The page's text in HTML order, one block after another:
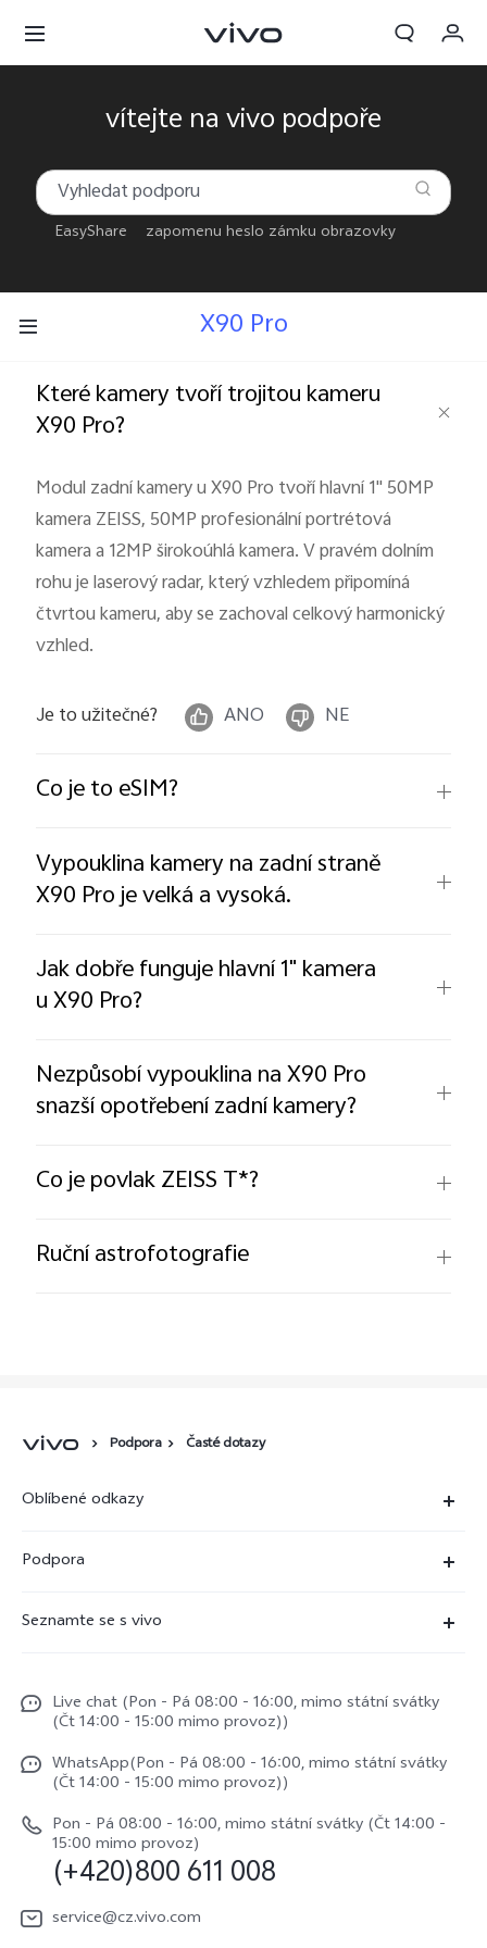
Česká | Vybrat zemi/region
Přihlásit se / Zaregistrovat
Můj účet
vítejte na vivo podpoře
EasyShare zapomenu heslo zámku obrazovky
X90 Pro
Které kamery tvoří trojitou kameru
X90 Pro?
Modul zadní kamery u X90 Pro tvoří hlavní 1" 50MP
kamera ZEISS, 50MP profesionální portrétová
kamera a 12MP širokoúhlá kamera. V pravém dolním
rohu je laserový radar, který vzhledem připomíná
čtvrtou kameru, aby se zachoval celkový harmonický
vzhled.
Je to užitečné? ANO NE
Co je to eSIM?
Vypouklina kamery na zadní straně
X90 Pro je velká a vysoká.
Jak dobře funguje hlavní 1" kamera
u X90 Pro?
Nezpůsobí vypouklina na X90 Pro
snazší opotřebení zadní kamery?
Co je povlak ZEISS T*?
Ruční astrofotografie
Podpora Časté dotazy
Oblíbené odkazy
X300
V50
Y29s
vivo Buds Air3
Podpora
Funtouch OS
Ověření IMEI
Požádat o opravu
Aktualizace systému
Uživatelský manuál
Protokol aktualizace
Seznamte se s vivo
Život ve vivo
Etiketa ve vivo
O nás
Právní upozornění
Udržitelnost
Centrum ochrany osobních údajů vivo
Live chat (Pon - Pá 08:00 - 16:00, mimo státní svátky
(Čt 14:00 - 15:00 mimo provoz))
WhatsApp(Pon - Pá 08:00 - 16:00, mimo státní svátky
(Čt 14:00 - 15:00 mimo provoz))
Pon - Pá 08:00 - 16:00, mimo státní svátky (Čt 14:00 -
15:00 mimo provoz)
(+420)800 611 008
service@cz.vivo.com